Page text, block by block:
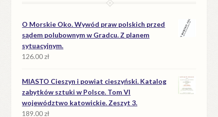
O Morskie Oko. Wywód praw polskich przed
sądem polubownym w Gradcu. Z planem
sytuacyjnym.
126.00zł
MIASTO Cieszyn i powiat cieszyński. Katalog
zabytków sztuki w Polsce. Tom VI
województwo katowickie. Zeszyt 3.
189.00zł